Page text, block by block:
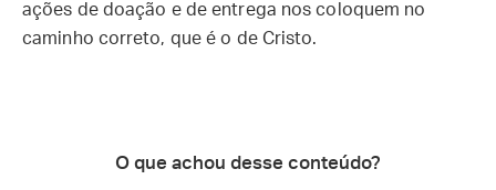
ações de doação e de entrega nos coloquem no
caminho correto, que é o de Cristo.
O que achou desse conteúdo?